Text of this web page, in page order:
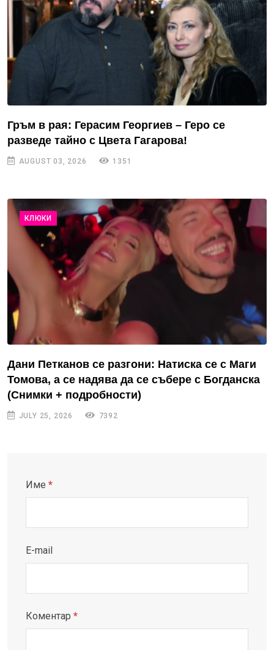
Гръм в рая: Герасим Георгиев – Геро се
разведе тайно с Цвета Гагарова!
AUGUST 03, 2026 1351
КЛЮКИ
Дани Петканов се разгони: Натиска се с Маги
Томова, а се надява да се събере с Богданска
(Снимки + подробности)
JULY 25, 2026 7392
Име *
E-mail
Коментар *